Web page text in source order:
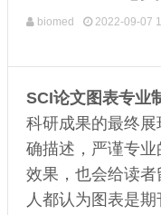
biomed 2022-09-07
SCI论文图表专业
科研成果的最终
确描述，严谨专
效果，也会给读
人都认为图表是